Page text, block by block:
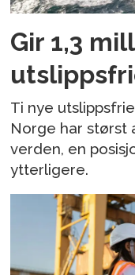
Gir 1,3
Ti nye
Norge har størst
verden, en
ytterligere.